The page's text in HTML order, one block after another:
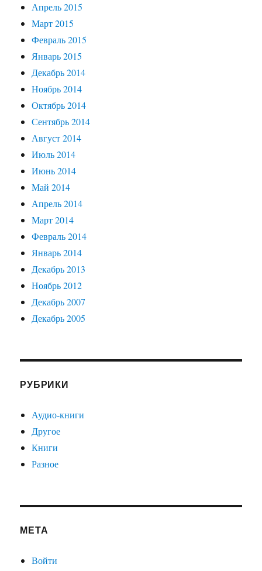
Апрель 2015
Март 2015
Февраль 2015
Январь 2015
Декабрь 2014
Ноябрь 2014
Октябрь 2014
Сентябрь 2014
Август 2014
Июль 2014
Июнь 2014
Май 2014
Апрель 2014
Март 2014
Февраль 2014
Январь 2014
Декабрь 2013
Ноябрь 2012
Декабрь 2007
Декабрь 2005
РУБРИКИ
Аудио-книги
Другое
Книги
Разное
МЕТА
Войти